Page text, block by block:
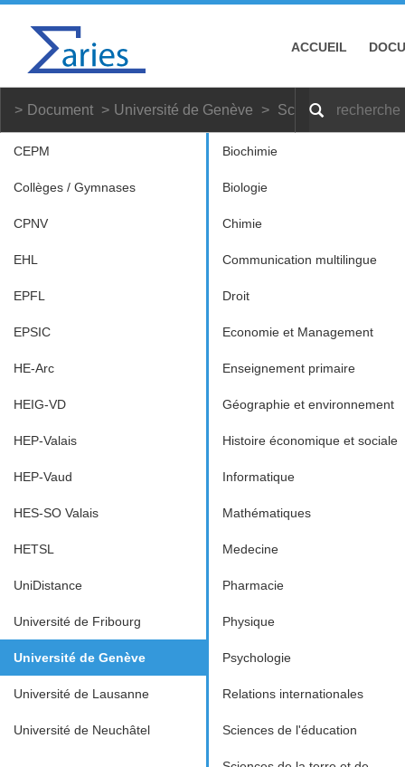
ACCUEIL
Document Université de Genève Sciences politiques
CEPM
Collèges / Gymnases
CPNV
EHL
EPFL
EPSIC
HE-Arc
HEIG-VD
HEP-Valais
HEP-Vaud
HES-SO Valais
HETSL
UniDistance
Université de Fribourg
Université de Genève
Université de Lausanne
Université de Neuchâtel
Biochimie
Biologie
Chimie
Communication multilingue
Droit
Economie et Management
Enseignement primaire
Géographie et environnement
Histoire économique et sociale
Informatique
Mathématiques
Medecine
Pharmacie
Physique
Psychologie
Relations internationales
Sciences de l'éducation